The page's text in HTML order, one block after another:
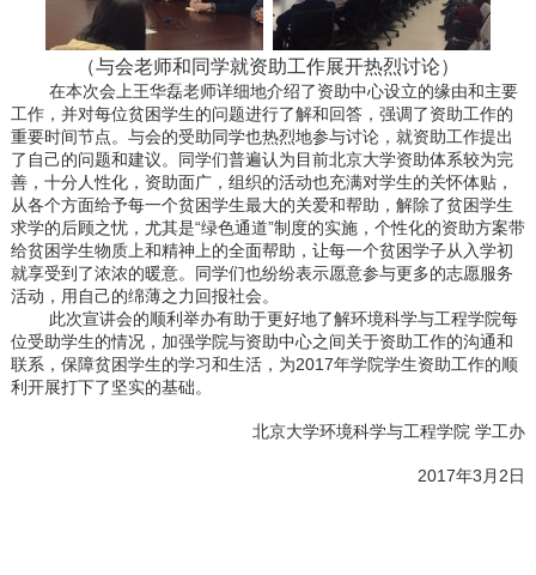
（与会老师和同学就资助工作展开热烈讨论）
在本次会上王华磊老师详细地介绍了资助中心设立的缘由和主要
工作，并对每位贫困学生的问题进行了解和回答，强调了资助工作的
重要时间节点。与会的受助同学也热烈地参与讨论，就资助工作提出
了自己的问题和建议。同学们普遍认为目前北京大学资助体系较为完
善，十分人性化，资助面广，组织的活动也充满对学生的关怀体贴，
从各个方面给予每一个贫困学生最大的关爱和帮助，解除了贫困学生
求学的后顾之忧，尤其是“绿色通道”制度的实施，个性化的资助方案带
给贫困学生物质上和精神上的全面帮助，让每一个贫困学子从入学初
就享受到了浓浓的暖意。同学们也纷纷表示愿意参与更多的志愿服务
活动，用自己的绵薄之力回报社会。
此次宣讲会的顺利举办有助于更好地了解环境科学与工程学院每
位受助学生的情况，加强学院与资助中心之间关于资助工作的沟通和
联系，保障贫困学生的学习和生活，为2017年学院学生资助工作的顺
利开展打下了坚实的基础。
北京大学环境科学与工程学院学工办
2017年3 月2日